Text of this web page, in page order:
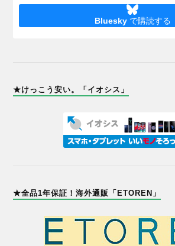
Blueskyで購読する
★けっこう安い。「イオシス」
★全品1年保証！海外通販「ETOREN」